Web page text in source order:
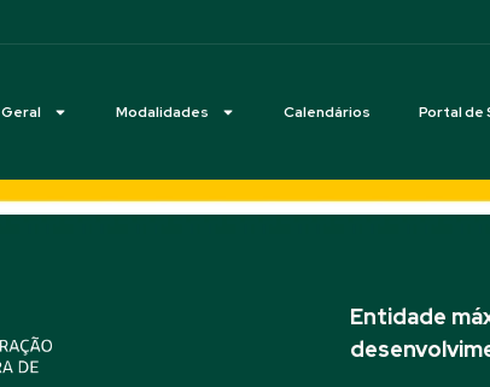
Geral Modalidades Calendários Portal de
Entidade